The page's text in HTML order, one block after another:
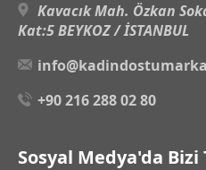
Kavacık Mah. Özkan
Kat:5 BEYKOZ / İSTANBUL
+90 216 288 02 80
Sosyal Medya'da Bizi